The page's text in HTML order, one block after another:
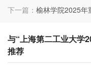
下一篇： 榆林学院2025年
与“上海第二工业大学
推荐